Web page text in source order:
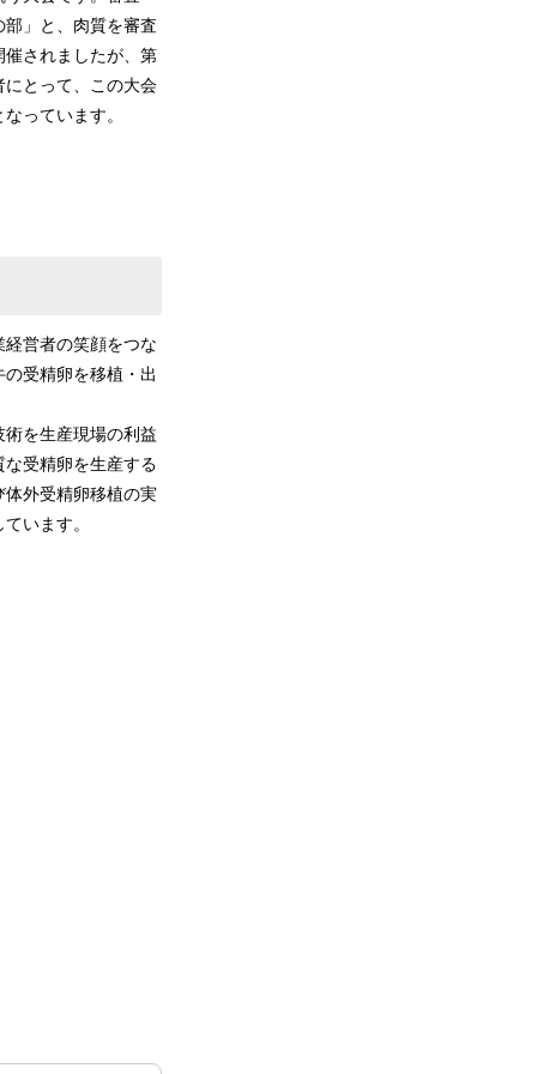
」と、肉質を審査
されましたが、第
にとって、この大会
っています。
営者の笑顔をつな
受精卵を移植・出
を生産現場の利益
受精卵を生産する
体外受精卵移植の実
います。